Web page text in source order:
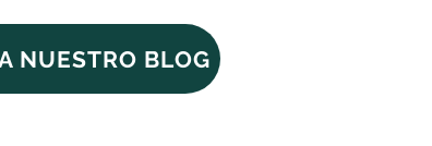
NUESTRO BLOG